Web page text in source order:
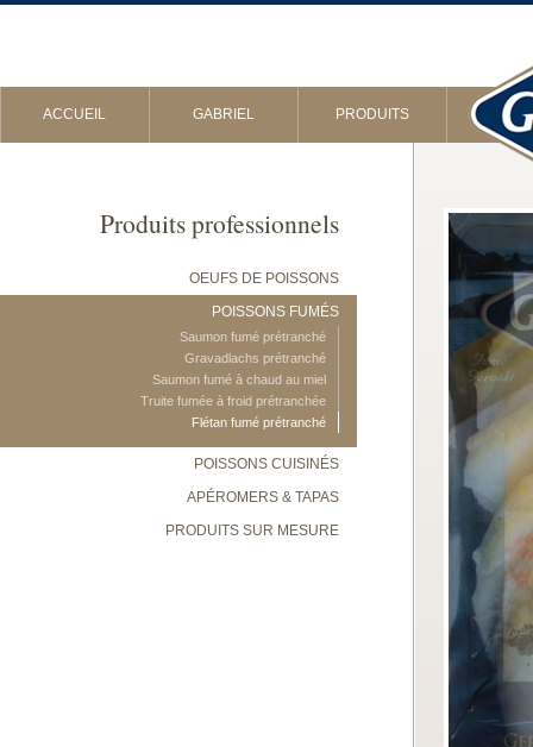
ACCUEIL GABRIEL PRODUITS
Produits professionnels
OEUFS DE POISSONS
POISSONS FUMÉS
Saumon fumé prétranché
Gravadlachs prétranché
Saumon fumé à chaud au miel
Truite fumée à froid prétranchée
Flétan fumé prétranché
POISSONS CUISINÉS
APÉROMERS & TAPAS
PRODUITS SUR MESURE